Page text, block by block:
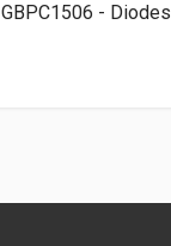
GBPC1506 - Diodes